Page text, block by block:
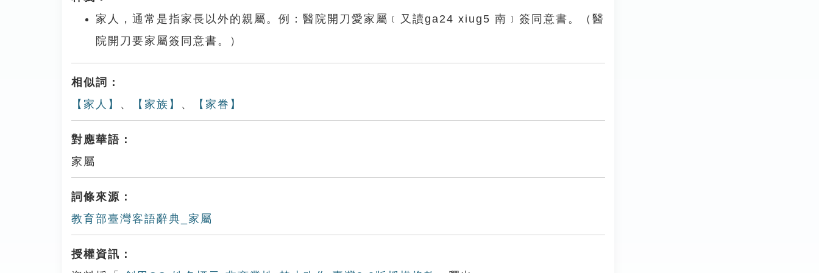
家人，通常是指家長以外的親屬。例：醫院開刀愛家屬﹝又讀ga24 xiug5 南﹞簽同意書。（醫
院開刀要家屬簽同意書。）
相似詞：
【家人】 、 【家族】 、 【家眷】
對應華語：
家屬
詞條來源：
教育部臺灣客語辭典_家屬
授權資訊：